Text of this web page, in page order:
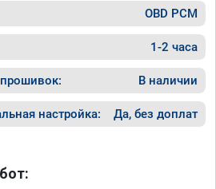
Но результатом
едет, а летит прям.
OBD PCM
1-2 часа
В наличии
настройка: Да, без доплат